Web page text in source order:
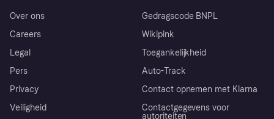
Over ons
Careers
Legal
Pers
Privacy
Veiligheid
Gedragscode BNPL
Wikipink
Toegankelijkheid
Auto-Track
Contact opnemen met Klarna
Contactgegevens voor
autoriteiten